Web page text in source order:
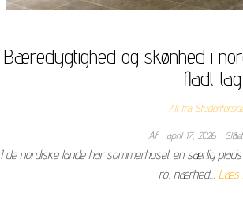
Bæredygtighed og skønhed i
fladt tag
Alt fra
Af april 17, 2026
I de nordiske lande har sommerhuset en særlig
ro, nærhed… Læs